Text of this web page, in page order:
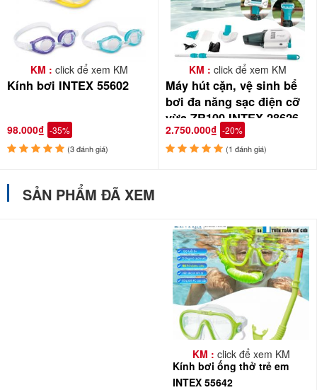
KM : click để xem KM
Kính bơi INTEX 55602
98.000₫ -35%
(3 đánh giá)
KM : click để xem KM
Máy hút cặn, vệ sinh bể
bơi đa năng sạc điện cỡ
vừa ZR100 INTEX 28626
2.750.000₫ -20%
(1 đánh giá)
SẢN PHẨM ĐÃ XEM
KM : click để xem KM
Kính bơi ống thở trẻ em
INTEX 55642